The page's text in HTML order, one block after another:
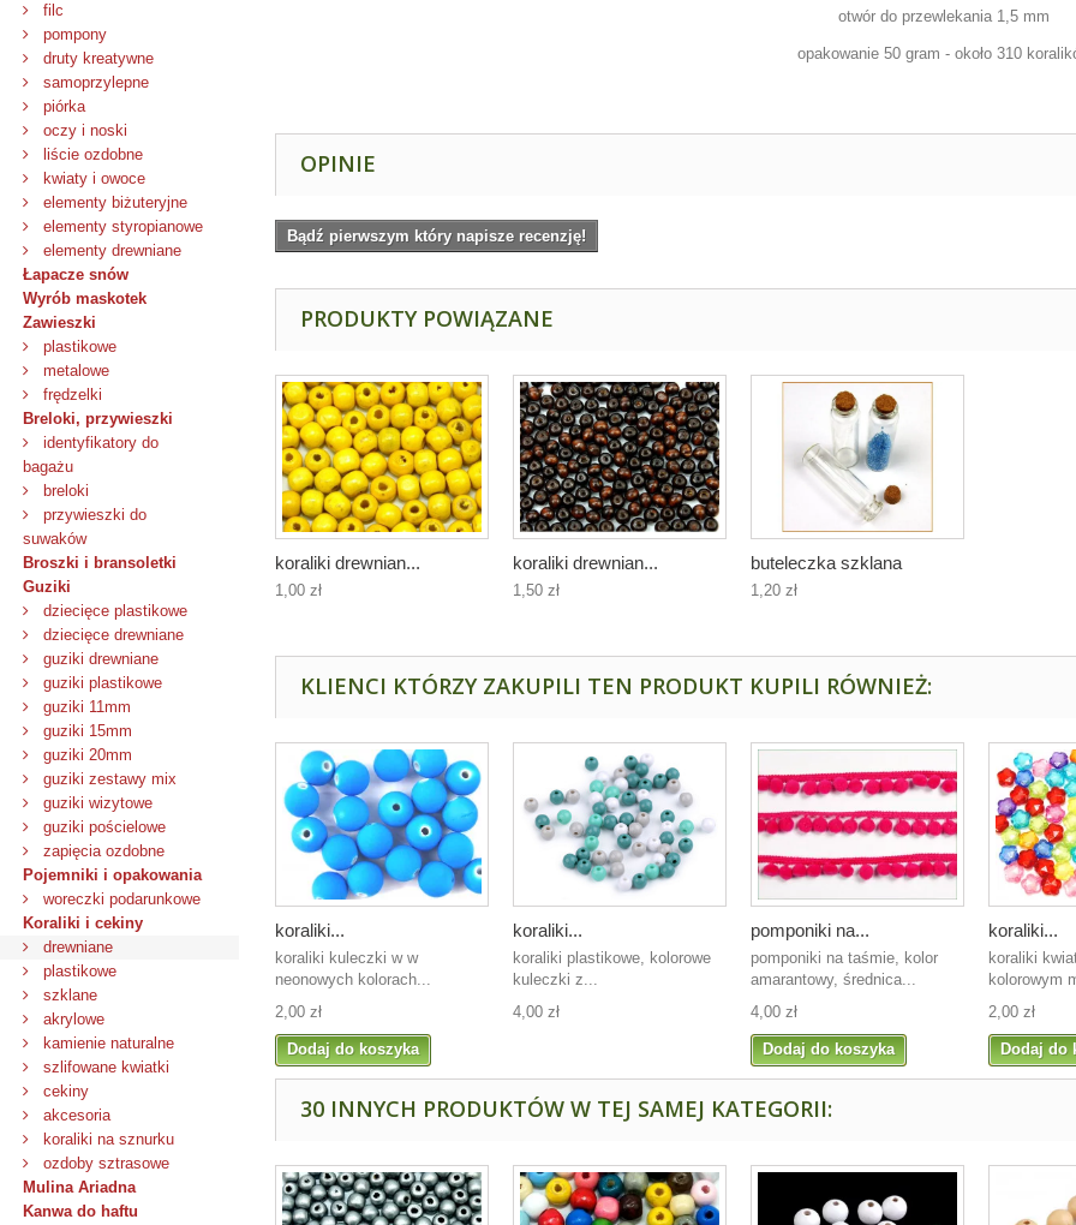
filc
pompony
druty kreatywne
samoprzylepne
piórka
oczy i noski
liście ozdobne
kwiaty i owoce
elementy biżuteryjne
elementy styropianowe
elementy drewniane
Łapacze snów
Wyrób maskotek
Zawieszki
plastikowe
metalowe
frędzelki
Breloki, przywieszki
identyfikatory do
bagażu
breloki
przywieszki do
suwaków
Broszki i bransoletki
Guziki
dziecięce plastikowe
dziecięce drewniane
guziki drewniane
guziki plastikowe
guziki 11mm
guziki 15mm
guziki 20mm
guziki zestawy mix
guziki wizytowe
guziki pościelowe
zapięcia ozdobne
Pojemniki i opakowania
woreczki podarunkowe
Koraliki i cekiny
drewniane
plastikowe
szklane
akrylowe
kamienie naturalne
szlifowane kwiatki
cekiny
akcesoria
koraliki na sznurku
ozdoby sztrasowe
Mulina Ariadna
Kanwa do haftu
otwór do przewlekania 1,5 mm
opakowanie 50 gram - około 310
OPINIE
Bądź pierwszym który napisze recenzję!
PRODUKTY POWIĄZANE
koraliki drewnian...
1,00 zł
koraliki drewnian...
1,50 zł
buteleczka szklana
1,20 zł
KLIENCI KTÓRZY ZAKUPILI TEN PRODUKT KUPILI RÓWNIEŻ:
koraliki...
koraliki kuleczki w w
neonowych kolorach...
2,00 zł
Dodaj do koszyka
koraliki...
koraliki plastikowe, kolorowe
kuleczki z...
4,00 zł
pomponiki na...
pomponiki na taśmie, kolor
amarantowy, średnica...
4,00 zł
Dodaj do koszyka
koraliki...
koraliki
kolorowym
2,00 zł
Dodaj do
30 INNYCH PRODUKTÓW W TEJ SAMEJ KATEGORII: